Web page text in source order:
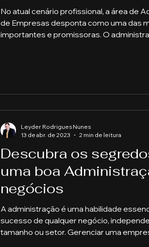
No atual cenário profissional, a área de
de Empresas desponta como uma das
importantes e promissoras. O
Descubra os
uma boa
negócios
A administração é uma habilidade
sucesso de qualquer negócio,
tamanho ou setor. Gerenciar uma
Leyder Rodrigues Nunes
13 de abr. de 2023
2 min de leitura